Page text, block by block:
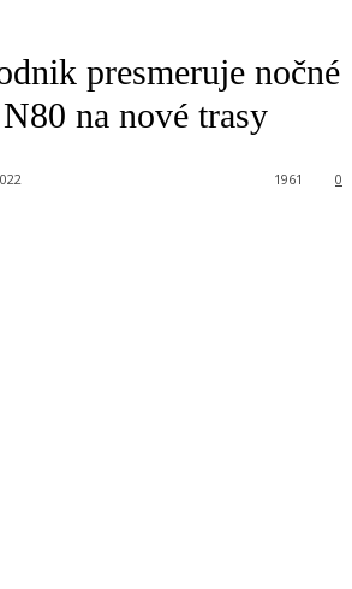
presmeruje nočné
na nové trasy
0
1961